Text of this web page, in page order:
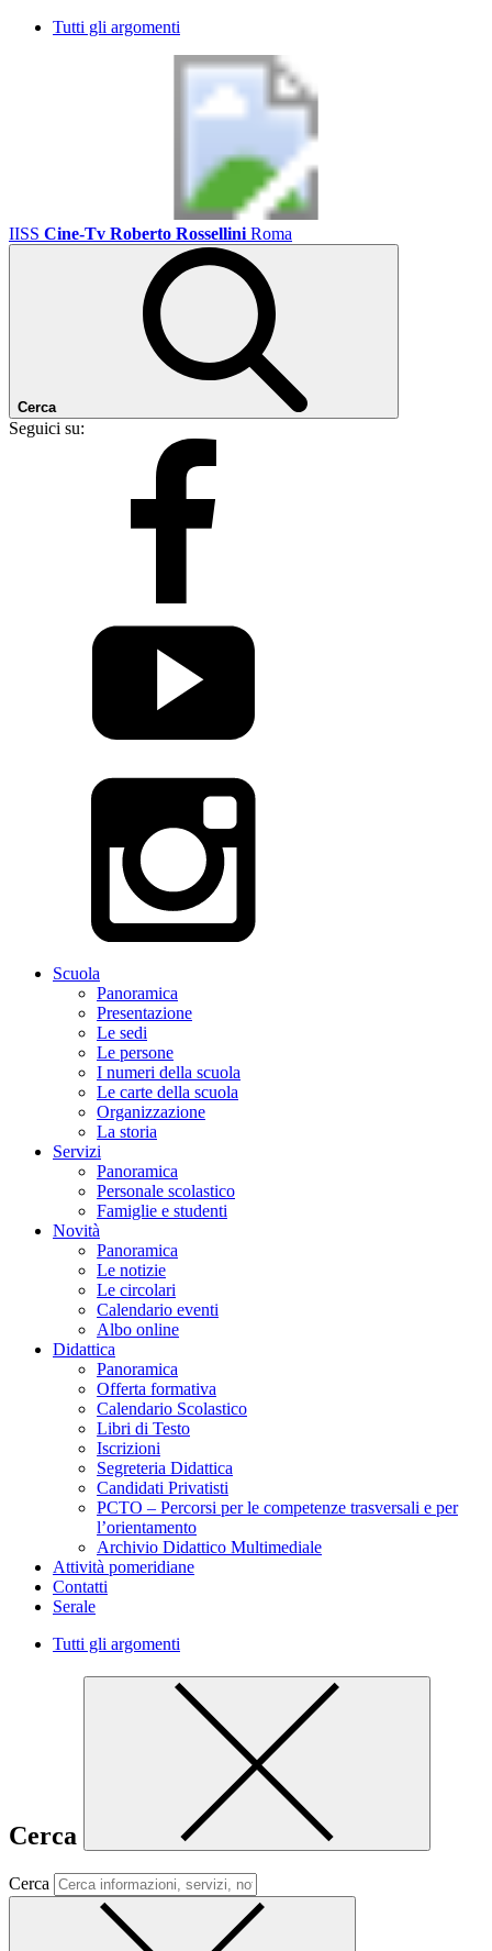
Tutti gli argomenti
IISS Cine-Tv Roberto Rossellini Roma
Cerca
Seguici su:
Scuola
Panoramica
Presentazione
Le sedi
Le persone
I numeri della scuola
Le carte della scuola
Organizzazione
La storia
Servizi
Panoramica
Personale scolastico
Famiglie e studenti
Novità
Panoramica
Le notizie
Le circolari
Calendario eventi
Albo online
Didattica
Panoramica
Offerta formativa
Calendario Scolastico
Libri di Testo
Iscrizioni
Segreteria Didattica
Candidati Privatisti
PCTO – Percorsi per le competenze trasversali e per
l’orientamento
Archivio Didattico Multimediale
Attività pomeridiane
Contatti
Serale
Tutti gli argomenti
Cerca
Cerca